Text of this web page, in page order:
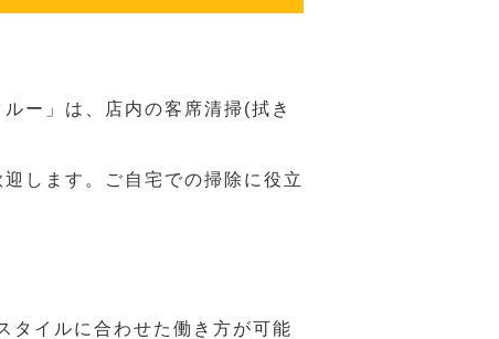
ー」は、店内の客席清掃(拭き
します。ご自宅での掃除に役立
タイルに合わせた働き方が可能